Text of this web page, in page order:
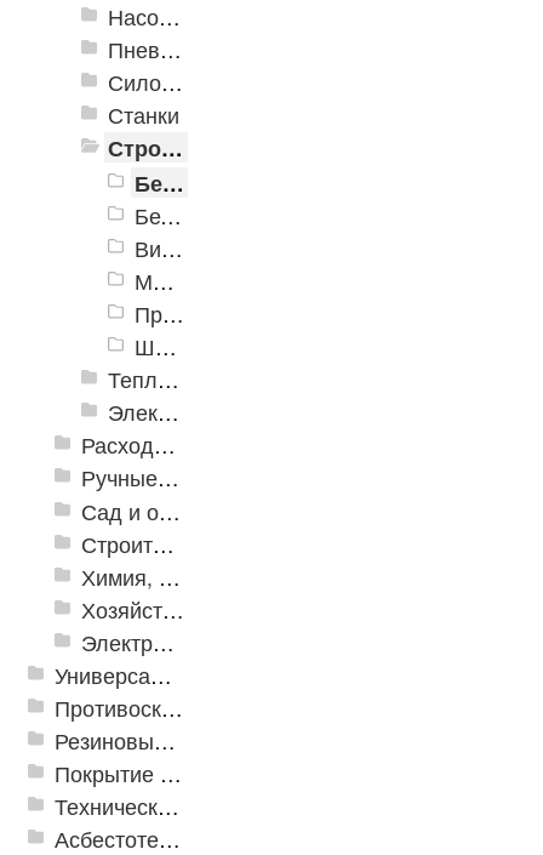
Насосное оборудование
Пневматика
Силовое оборудование
Станки
Строительное оборудование
Бензорезы
Бетономешалки
Виброплиты
Мотопомпы
Принадлежности для бензорезов
Швонарезчики
Тепло и клининговое оборудование (уборка)
Электроинструменты
Расходные инструменты
Ручные инструменты
Сад и огород
Строительная Химия и принадлежности
Химия, крепеж, СИЗ
Хозяйственные принадлежности
Электрика и свет
Универсальные модульные покрытия
Противоскользящая защита для лестниц, профили, ленты
Резиновые и ПВХ дорожки
Покрытие из резиновой крошки
Техническая резина
Асбестотехнические и теплоизоляционные материалы